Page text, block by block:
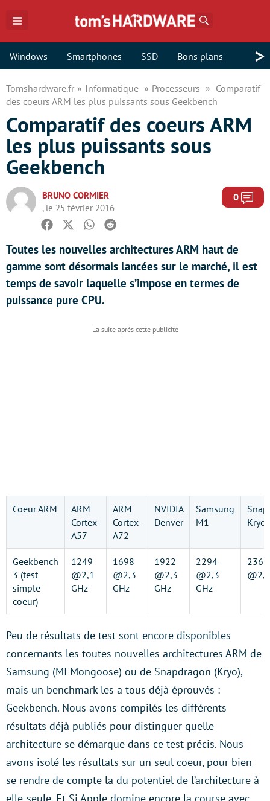
Windows Smartphones SSD Bons plans >
Tomshardware.fr Informatique Processeurs
Comparatif
des coeurs ARM les plus puissants sous Geekbench
Comparatif des coeurs ARM
les plus puissants sous
Geekbench
BRUNO CORMIER
, le 25 février 2016
0
Facebook
TwitterWhatsapp
Reddit
Toutes les nouvelles architectures ARM haut de
gamme sont désormais lancées sur le marché, il est
temps de savoir laquelle s’impose en termes de
puissance pure CPU.
Coeur ARM
ARM
Cortex-
A57
ARM
Cortex-
A72
NVIDIA
Denver
Samsung
M1
Kryo
Geekbench
3 (test
simple
coeur)
1249
@2,1
GHz
1698
@2,3
GHz
1922
@2,3
GHz
2294
@2,3
GHz
2366
Peu de résultats de test sont encore disponibles
concernants les toutes nouvelles architectures ARM de
Samsung (MI Mongoose) ou de Snapdragon (Kryo),
mais un benchmark les a tous déjà éprouvés :
Geekbench. Nous avons compilés les différents
résultats déjà publiés pour distinguer quelle
architecture se démarque dans ce test précis. Nous
avons isolé les résultats sur un seul coeur, pour bien
se rendre de compte la du potentiel de l’architecture à